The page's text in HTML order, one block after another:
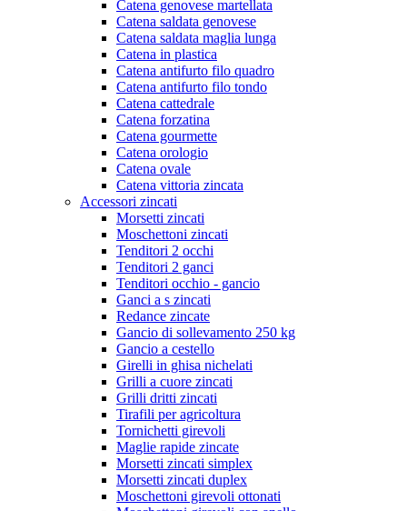
Catena genovese martellata
Catena saldata genovese
Catena saldata maglia lunga
Catena in plastica
Catena antifurto filo quadro
Catena antifurto filo tondo
Catena cattedrale
Catena forzatina
Catena gourmette
Catena orologio
Catena ovale
Catena vittoria zincata
Accessori zincati
Morsetti zincati
Moschettoni zincati
Tenditori 2 occhi
Tenditori 2 ganci
Tenditori occhio - gancio
Ganci a s zincati
Redance zincate
Gancio di sollevamento 250 kg
Gancio a cestello
Girelli in ghisa nichelati
Grilli a cuore zincati
Grilli dritti zincati
Tirafili per agricoltura
Tornichetti girevoli
Maglie rapide zincate
Morsetti zincati simplex
Morsetti zincati duplex
Moschettoni girevoli ottonati